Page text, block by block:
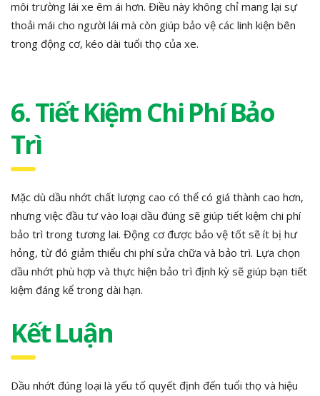
môi trường lái xe êm ái hơn. Điều này không chỉ mang lại sự
thoải mái cho người lái mà còn giúp bảo vệ các linh kiện bên
trong động cơ, kéo dài tuổi thọ của xe.
6. Tiết Kiệm Chi Phí Bảo
Trì
Mặc dù dầu nhớt chất lượng cao có thể có giá thành cao hơn,
nhưng việc đầu tư vào loại dầu đúng sẽ giúp tiết kiệm chi phí
bảo trì trong tương lai. Động cơ được bảo vệ tốt sẽ ít bị hư
hỏng, từ đó giảm thiểu chi phí sửa chữa và bảo trì. Lựa chọn
dầu nhớt phù hợp và thực hiện bảo trì định kỳ sẽ giúp bạn tiết
kiệm đáng kể trong dài hạn.
Kết Luận
Dầu nhớt đúng loại là yếu tố quyết định đến tuổi thọ và hiệu